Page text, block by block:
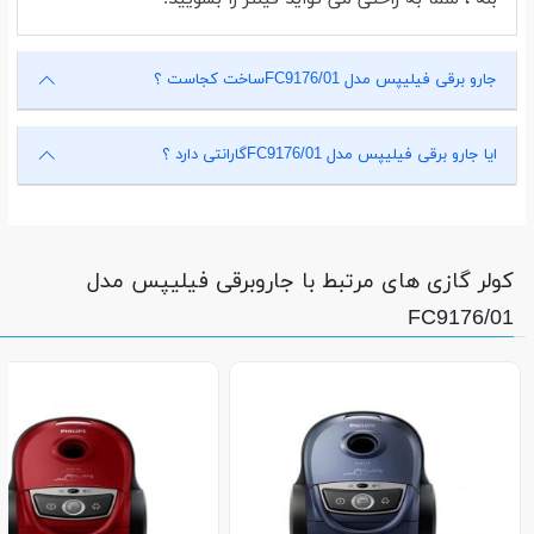
جارو برقی فیلیپس مدل FC9176/01ساخت کجاست ؟
ایا جارو برقی فیلیپس مدل FC9176/01گارانتی دارد ؟
کولر گازی های مرتبط با جاروبرقی فیلیپس مدل
FC9176/01